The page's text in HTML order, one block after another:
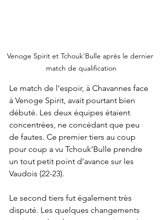
Venoge Spirit et Tchouk'Bulle après le dernier
match de qualification
Le match de l’espoir, à Chavannes face
à Venoge Spirit, avait pourtant bien
débuté. Les deux équipes étaient
concentrées, ne concédant que peu
de fautes. Ce premier tiers au coup
pour coup a vu Tchouk’Bulle prendre
un tout petit point d’avance sur les
Vaudois (22-23).
Le second tiers fut également très
disputé. Les quelques changements